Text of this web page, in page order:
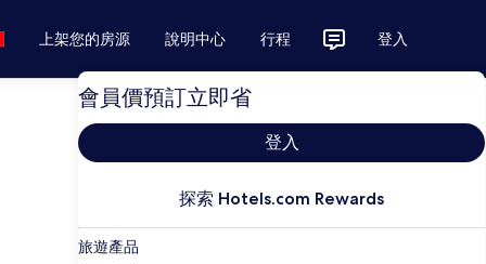
上架您的房源 說明中心 行程 登入
會員價預訂立即省
登入
探索 Hotels.com Rewards
旅遊產品